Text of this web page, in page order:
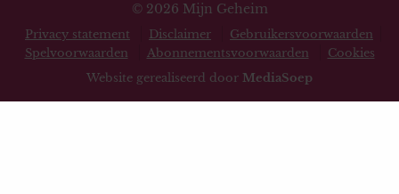
© 2026 Mijn Geheim
Privacy statement Disclaimer
Gebruikersvoorwaarden
Spelvoorwaarden
Abonnementsvoorwaarden
Cookies
Website gerealiseerd door MediaSoep